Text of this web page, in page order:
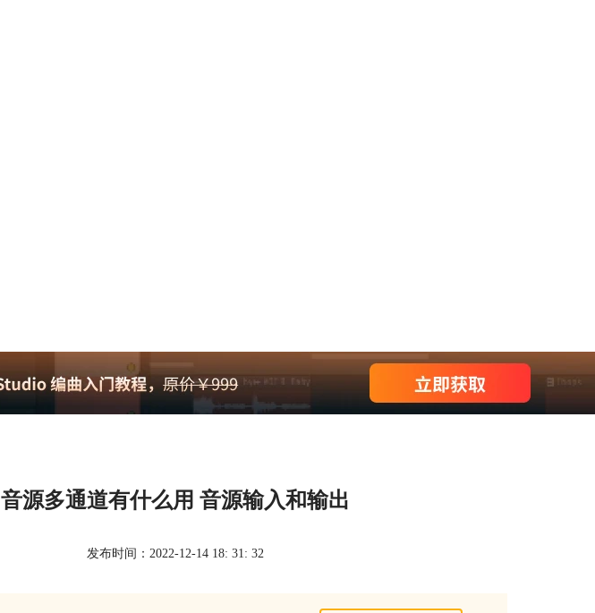
音源多通道有什么用 音源输入和输出
发布时间：2022-12-14 18: 31: 32